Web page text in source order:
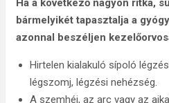
Ha a következő nagyon ritka,
bármelyikét tapasztalja a
azonnal beszéljen
Hirtelen kialakuló sípoló
légszomj, légzési nehézség.
A szemhéj, az arc vagy az